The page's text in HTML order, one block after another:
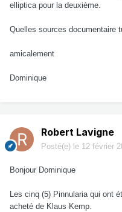
elliptica pour la deuxième.
Quelles sources documentaire
amicalement
Dominique
Robert Lavigne
Posté(e) le 12 février
Bonjour Dominique
Les cinq (5) Pinnularia qui ont
acheté de Klaus Kemp.